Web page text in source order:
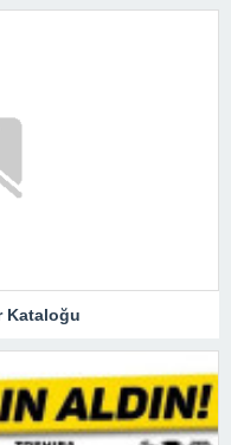
Kataloğu